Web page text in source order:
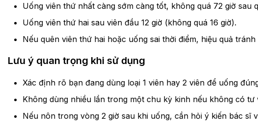
Uống viên thứ nhất càng sớm càng tốt, không quá 72 giờ sau
Uống viên thứ hai sau viên đầu 12 giờ (không quá 16 giờ).
Nếu quên viên thứ hai hoặc uống sai thời điểm, hiệu quả tránh
Lưu ý quan trọng khi sử dụng
Xác định rõ bạn đang dùng loại 1 viên hay 2 viên để uống
Không dùng nhiều lần trong một chu kỳ kinh nếu không có tư
Nếu nôn trong vòng 2 giờ sau khi uống, cần hỏi ý kiến bác sĩ